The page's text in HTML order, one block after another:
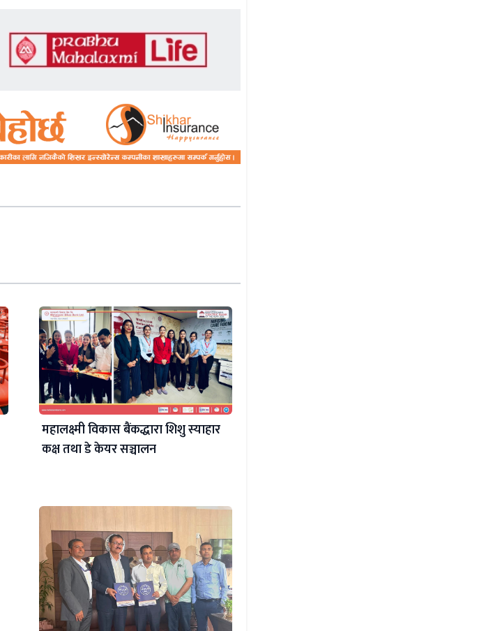
महालक्ष्मी विकास बैंकद्धारा शिशु स्याहार
कक्ष तथा डे केयर सञ्चालन